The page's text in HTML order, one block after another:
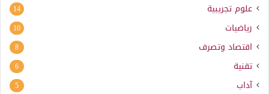
علوم تجريبية 14
رياضيات 10
اقتصاد وتصرف 8
تقنية 6
آداب 5